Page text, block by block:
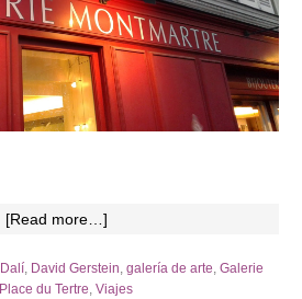
[Read more…]
Dalí, David Gerstein,galería de arte,Galerie
Place du Tertre,Viajes